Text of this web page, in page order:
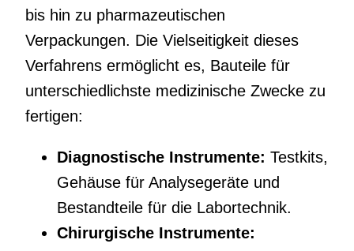
bis hin zu pharmazeutischen
Verpackungen. Die Vielseitigkeit dieses
Verfahrens ermöglicht es, Bauteile für
unterschiedlichste medizinische Zwecke zu
fertigen:
Diagnostische Instrumente: Testkits,
Gehäuse für Analysegeräte und
Bestandteile für die Labortechnik.
Chirurgische Instrumente: